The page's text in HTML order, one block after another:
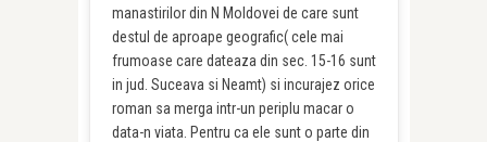
manastirilor din N Moldovei de care sunt
destul de aproape geografic( cele mai
frumoase care dateaza din sec. 15-16 sunt
in jud. Suceava si Neamt) si incurajez orice
roman sa merga intr-un periplu macar o
data-n viata. Pentru ca ele sunt o parte din